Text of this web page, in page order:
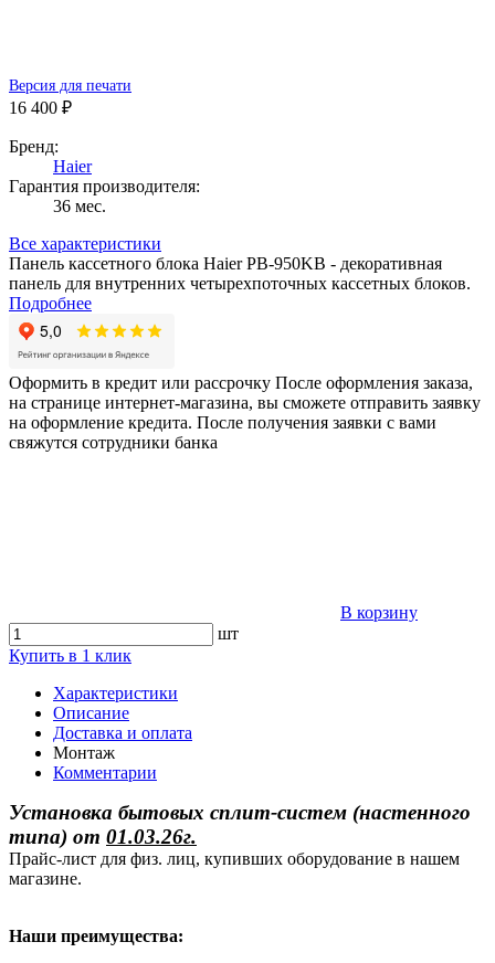
Версия для печати
16 400 ₽
Бренд:
Haier
Гарантия производителя:
36 мес.
Все характеристики
Панель кассетного блока Haier PB-950KB - декоративная
панель для внутренних четырехпоточных кассетных блоков.
Подробнее
Оформить в кредит или рассрочку После оформления заказа,
на странице интернет-магазина, вы сможете отправить заявку
на оформление кредита. После получения заявки с вами
свяжутся сотрудники банка
В корзину
шт
Купить в 1 клик
Характеристики
Описание
Доставка и оплата
Монтаж
Комментарии
Установка бытовых сплит-систем (настенного
типа) от 01.03.26г.
Прайс-лист для физ. лиц, купивших оборудование в нашем
магазине.
Наши преимущества: